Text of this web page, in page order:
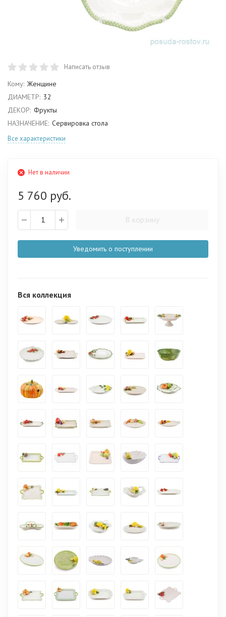
Написать отзыв
Кому: Женщине
ДИАМЕТР: 32
ДЕКОР: Фрукты
НАЗНАЧЕНИЕ: Сервировка стола
Все характеристики
Нет в наличии
5 760 руб.
В корзину
Уведомить о поступлении
Вся коллекция